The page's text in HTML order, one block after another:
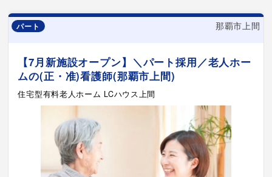
パート 那覇市上間
【7月新施設オープン】＼パート採用／老人ホー
ムの(正・准)看護師(那覇市上間)
住宅型有料老人ホーム LCハウス上間